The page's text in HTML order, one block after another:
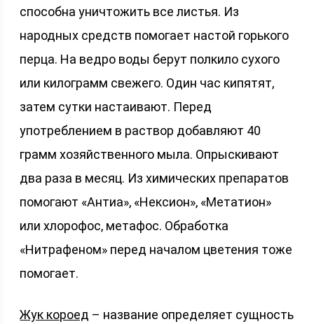
способна уничтожить все листья. Из
народных средств помогает настой горького
перца. На ведро воды берут полкило сухого
или килограмм свежего. Один час кипятят,
затем сутки настаивают. Перед
употреблением в раствор добавляют 40
грамм хозяйственного мыла. Опрыскивают
два раза в месяц. Из химических препаратов
помогают «Антиа», «Нексион», «Метатион»
или хлорофос, метафос. Обработка
«Нитрафеном» перед началом цветения тоже
помогает.
Жук короед – название определяет сущность